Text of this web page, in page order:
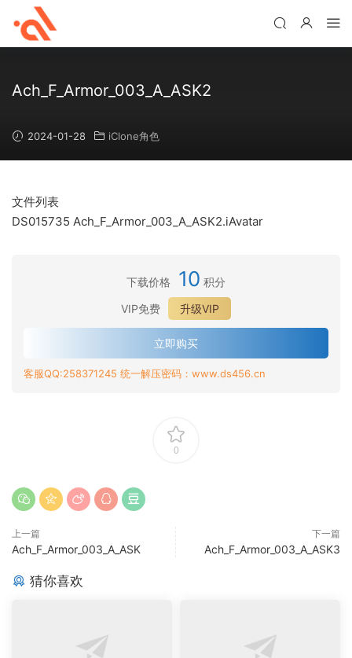
Ach_F_Armor_003_A_ASK2
2024-01-28 iClone角色
文件列表
DS015735 Ach_F_Armor_003_A_ASK2.iAvatar
下载价格 10 积分
VIP免费
升级VIP
立即购买
客服QQ:258371245 统一解压密码：www.ds456.cn
0
上一篇
Ach_F_Armor_003_A_ASK
下一篇
Ach_F_Armor_003_A_ASK3
猜你喜欢